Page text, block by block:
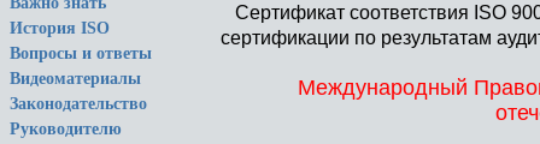
История ISO
Вопросы и ответы
Видеоматериалы
Законодательство
Руководителю
Сертификат соответствия ISO
сертификации по результатам
Международный